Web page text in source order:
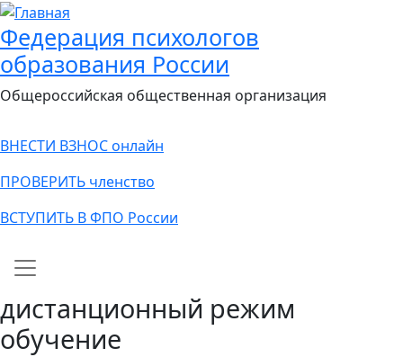
Федерация психологов
образования России
Общероссийская общественная организация
ВНЕСТИ ВЗНОС онлайн
ПРОВЕРИТЬ членство
ВСТУПИТЬ В ФПО России
Main navigation
дистанционный режим
обучение